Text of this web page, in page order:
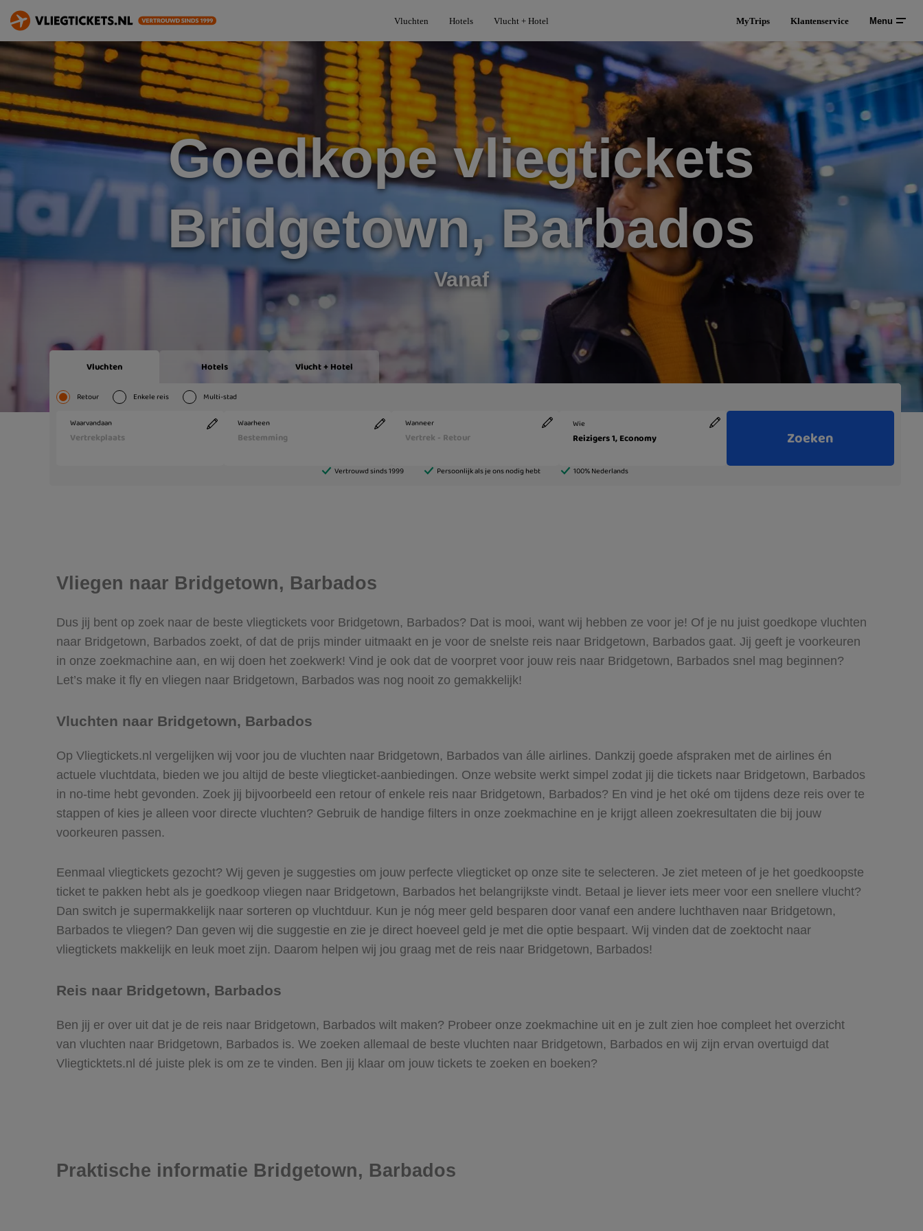
Vluchten Hotels Vlucht + Hotel MyTrips Klantenservice Menu
Goedkope vliegtickets
Bridgetown, Barbados
Vanaf
Vliegen naar Bridgetown, Barbados
Dus jij bent op zoek naar de beste vliegtickets voor Bridgetown, Barbados? Dat is mooi, want wij hebben ze voor je! Of je nu juist goedkope vluchten
naar Bridgetown, Barbados zoekt, of dat de prijs minder uitmaakt en je voor de snelste reis naar Bridgetown, Barbados gaat. Jij geeft je voorkeuren
in onze zoekmachine aan, en wij doen het zoekwerk! Vind je ook dat de voorpret voor jouw reis naar Bridgetown, Barbados snel mag beginnen?
Let’s make it fly en vliegen naar Bridgetown, Barbados was nog nooit zo gemakkelijk!
Vluchten naar Bridgetown, Barbados
Op Vliegtickets.nl vergelijken wij voor jou de vluchten naar Bridgetown, Barbados van álle airlines. Dankzij goede afspraken met de airlines én
actuele vluchtdata, bieden we jou altijd de beste vliegticket-aanbiedingen. Onze website werkt simpel zodat jij die tickets naar Bridgetown, Barbados
in no-time hebt gevonden. Zoek jij bijvoorbeeld een retour of enkele reis naar Bridgetown, Barbados? En vind je het oké om tijdens deze reis over te
stappen of kies je alleen voor directe vluchten? Gebruik de handige filters in onze zoekmachine en je krijgt alleen zoekresultaten die bij jouw
voorkeuren passen.
Eenmaal vliegtickets gezocht? Wij geven je suggesties om jouw perfecte vliegticket op onze site te selecteren. Je ziet meteen of je het goedkoopste
ticket te pakken hebt als je goedkoop vliegen naar Bridgetown, Barbados het belangrijkste vindt. Betaal je liever iets meer voor een snellere vlucht?
Dan switch je supermakkelijk naar sorteren op vluchtduur. Kun je nóg meer geld besparen door vanaf een andere luchthaven naar Bridgetown,
Barbados te vliegen? Dan geven wij die suggestie en zie je direct hoeveel geld je met die optie bespaart. Wij vinden dat de zoektocht naar
vliegtickets makkelijk en leuk moet zijn. Daarom helpen wij jou graag met de reis naar Bridgetown, Barbados!
Reis naar Bridgetown, Barbados
Ben jij er over uit dat je de reis naar Bridgetown, Barbados wilt maken? Probeer onze zoekmachine uit en je zult zien hoe compleet het overzicht
van vluchten naar Bridgetown, Barbados is. We zoeken allemaal de beste vluchten naar Bridgetown, Barbados en wij zijn ervan overtuigd dat
Vliegticktets.nl dé juiste plek is om ze te vinden. Ben jij klaar om jouw tickets te zoeken en boeken?
Praktische informatie Bridgetown, Barbados